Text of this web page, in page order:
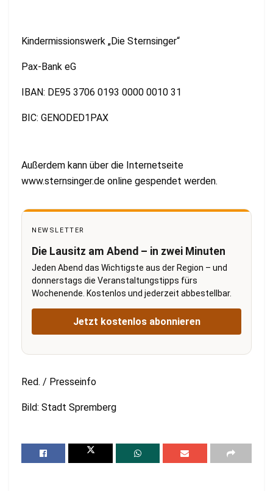
Kindermissionswerk „Die Sternsinger“
Pax-Bank eG
IBAN: DE95 3706 0193 0000 0010 31
BIC: GENODED1PAX
Außerdem kann über die Internetseite
www.sternsinger.de online gespendet werden.
NEWSLETTER
Die Lausitz am Abend – in zwei Minuten
Jeden Abend das Wichtigste aus der Region – und
donnerstags die Veranstaltungstipps fürs
Wochenende. Kostenlos und jederzeit abbestellbar.
Jetzt kostenlos abonnieren
Red. / Presseinfo
Bild: Stadt Spremberg